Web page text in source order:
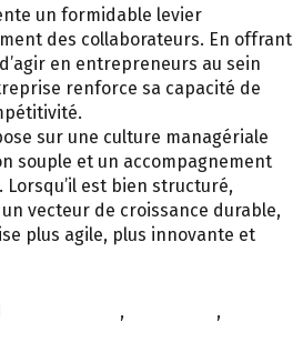
un formidable levier
des collaborateurs. En offrant
en entrepreneurs au sein
renforce sa capacité de
sur une culture managériale
souple et un accompagnement
est bien structuré,
vecteur de croissance durable,
plus agile, plus innovante et
,
,